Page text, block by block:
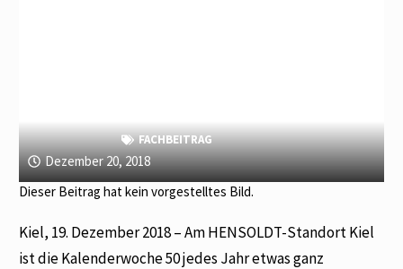
FACHBEITRAG
Dezember 20, 2018
Dieser Beitrag hat kein vorgestelltes Bild.
Kiel, 19. Dezember 2018 – Am HENSOLDT-Standort Kiel
ist die Kalenderwoche 50 jedes Jahr etwas ganz